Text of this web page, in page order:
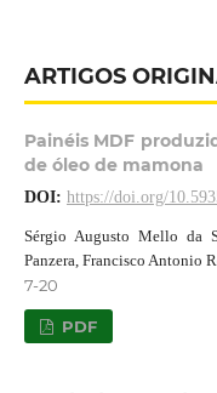
ARTIGOS
Painéis MDF
de óleo de mamona
DOI: https://doi.org/
Sérgio Augusto Mello da
Panzera, Francisco Antonio
7-20
PDF